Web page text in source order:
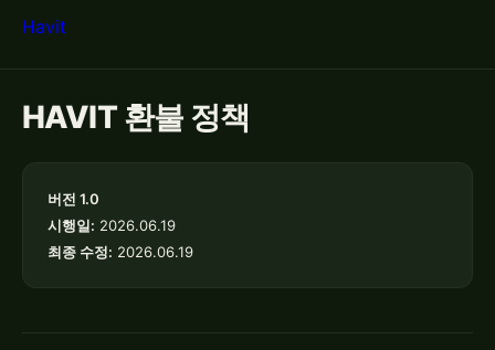
Havit
HAVIT 환불 정책
버전 1.0
시행일: 2026.06.19
최종 수정: 2026.06.19